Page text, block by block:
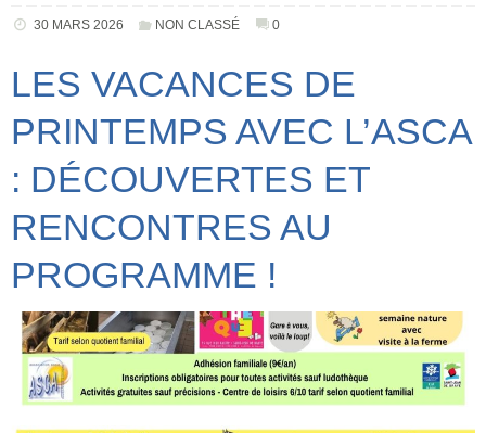
30 MARS 2026 NON CLASSÉ 0
LES VACANCES DE
PRINTEMPS AVEC L’ASCA
: DÉCOUVERTES ET
RENCONTRES AU
PROGRAMME !